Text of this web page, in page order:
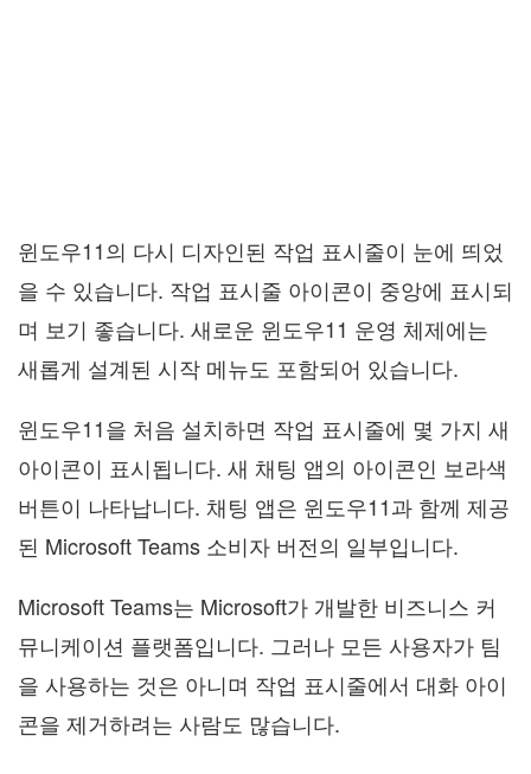
윈도우11의 다시 디자인된 작업 표시줄이 눈에 띄었
을 수 있습니다. 작업 표시줄 아이콘이 중앙에 표시되
며 보기 좋습니다. 새로운 윈도우11 운영 체제에는
새롭게 설계된 시작 메뉴도 포함되어 있습니다.
윈도우11을 처음 설치하면 작업 표시줄에 몇 가지 새
아이콘이 표시됩니다. 새 채팅 앱의 아이콘인 보라색
버튼이 나타납니다. 채팅 앱은 윈도우11과 함께 제공
된 Microsoft Teams 소비자 버전의 일부입니다.
Microsoft Teams는 Microsoft가 개발한 비즈니스 커
뮤니케이션 플랫폼입니다. 그러나 모든 사용자가 팀
을 사용하는 것은 아니며 작업 표시줄에서 대화 아이
콘을 제거하려는 사람도 많습니다.